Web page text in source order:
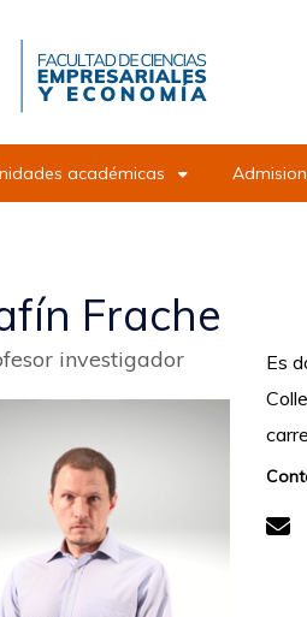
académicas
Frache
investigador
Es